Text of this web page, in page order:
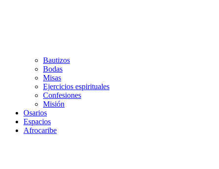
Bautizos
Bodas
Misas
Ejercicios espirituales
Confesiones
Misión
Osarios
Espacios
Afrocaribe